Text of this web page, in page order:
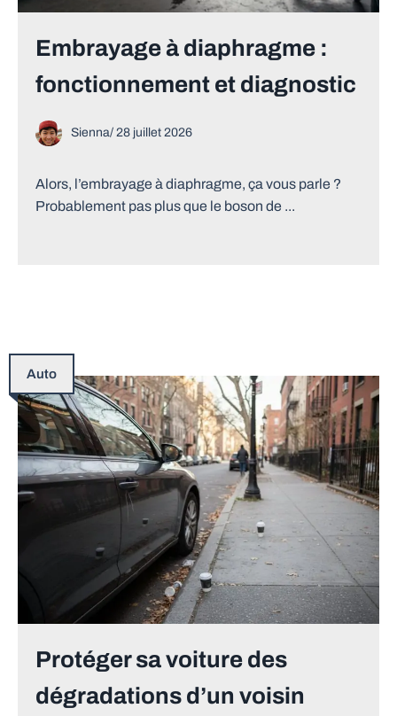
Embrayage à diaphragme :
fonctionnement et diagnostic
Sienna/ 28 juillet 2026
Alors, l’embrayage à diaphragme, ça vous parle ?
Probablement pas plus que le boson de ...
Auto
Protéger sa voiture des
dégradations d’un voisin